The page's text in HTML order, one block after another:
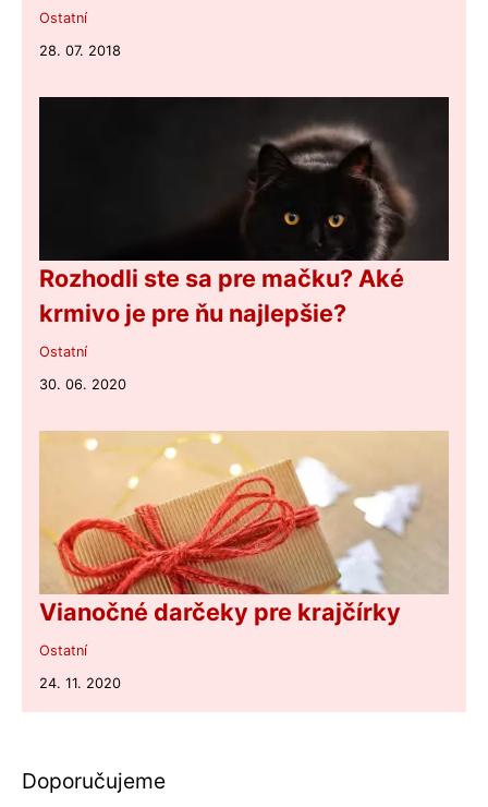
Ostatní
28. 07. 2018
Rozhodli ste sa pre mačku? Aké
krmivo je pre ňu najlepšie?
Ostatní
30. 06. 2020
Vianočné darčeky pre krajčírky
Ostatní
24. 11. 2020
Doporučujeme